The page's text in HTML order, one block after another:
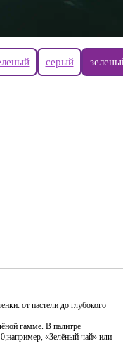
серый
от пастели до глубокого
гамме. В палитре
«Зелёный чай» или